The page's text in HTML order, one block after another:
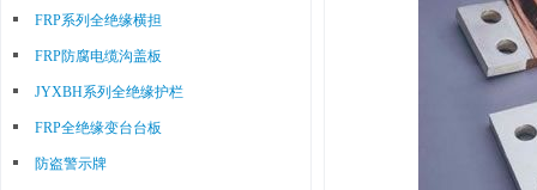
等主要人员均为铁岭市光电研究所选调的
优秀人员，公司董事长兼总经理由铁岭市
光电研究所所长兼任，铁岭市光电研究所
FRP系列全绝缘横担
FRP防腐电缆沟盖板
JYXBH系列全绝缘护栏
FRP全绝缘变台台板
防盗警示牌